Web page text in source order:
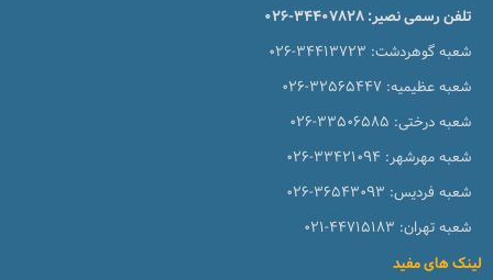
تلفن رسمی نصیر:026-34407828
شعبه گوهردشت: 026-34413723
شعبه عظیمیه: 026-32565447
شعبه درختی: 026-33506585
شعبه مهرشهر: 026-33421094
شعبه فردیس: 026-36543093
شعبه تهران: 021-44715183
لینک های مفید